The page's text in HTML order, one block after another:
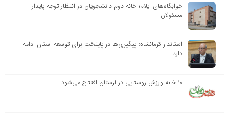
خوابگاه‌های ایلام؛ خانه دوم دانشجویان در انتظار توجه پایدار
مسئولان
استاندار کرمانشاه: پیگیری‌ها در پایتخت برای توسعه استان ادامه
دارد
۱۰ خانه ورزش روستایی در لرستان افتتاح می‌شود